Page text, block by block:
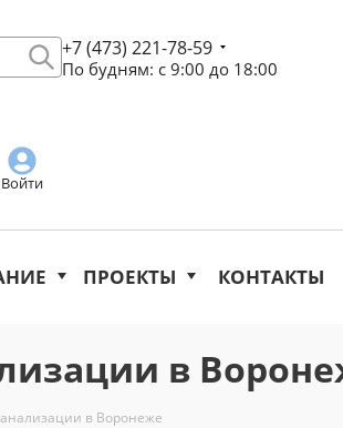
+7 (473) 221-78-59
По будням: с 9:00 до 18:00
Войти
ПРОЕКТЫ КОНТАКТЫ
в
в Воронеже